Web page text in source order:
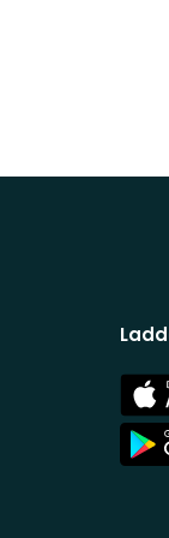
App
Store
App
Store